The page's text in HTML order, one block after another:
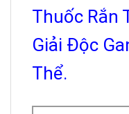
Thuốc Rắn
Giải Độc
Thể.